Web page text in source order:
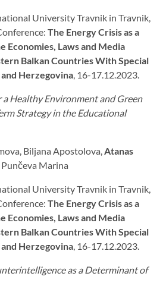
University Travnik in Travnik,
The Energy Crisis as a
Economies, Laws and Media
Balkan Countries With Special
Herzegovina , 16-17.12.2023.
a Healthy Environment and Green
Strategy in the Educational
Biljana Apostolova, Atanas
Marina
University Travnik in Travnik,
The Energy Crisis as a
Economies, Laws and Media
Balkan Countries With Special
Herzegovina , 16-17.12.2023.
as a Determinant of